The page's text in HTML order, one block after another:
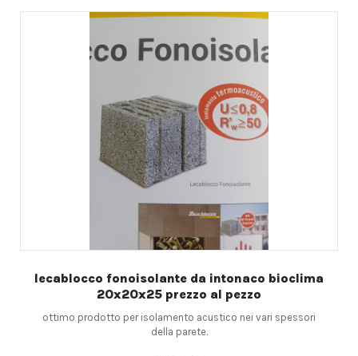
lecablocco fonoisolante da intonaco bioclima
20x20x25 prezzo al pezzo
ottimo prodotto per isolamento acustico nei vari spessori
della parete.